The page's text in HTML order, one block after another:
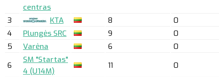
centras
3 KTA 8
0
4
Plungės SRC 9
0
5
Varėna 6
0
6
SM "Startas"
4 (U14M)
11 0